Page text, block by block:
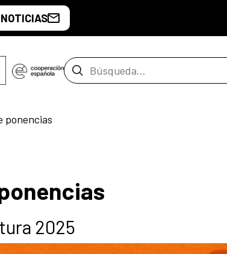
Barra de búsqueda
ponencias
2025